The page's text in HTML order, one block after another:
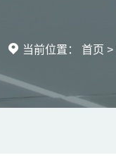
当前位置： 首页 >